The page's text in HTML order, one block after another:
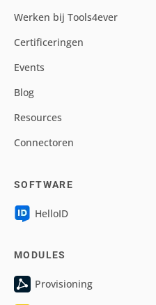
Werken bij Tools4ever
Certificeringen
Events
Blog
Resources
Connectoren
SOFTWARE
HelloID
MODULES
Provisioning